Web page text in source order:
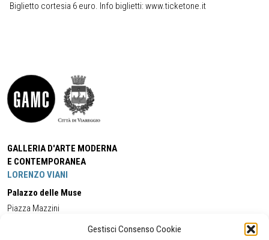
Gestisci Consenso Cookie
Biglietto cortesia 6 euro. Info biglietti: www.ticketone.it
GALLERIA D'ARTE MODERNA
E CONTEMPORANEA
LORENZO VIANI
Palazzo delle Muse
Piazza Mazzini
Cell:+39 338 5714978 (orario apertura Galleria)